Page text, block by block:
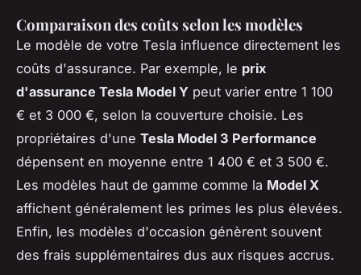
Comparaison des coûts selon les modèles
Le modèle de votre Tesla influence directement les
coûts d'assurance. Par exemple, le prix
d'assurance Tesla Model Y peut varier entre 1 100
€ et 3 000 €, selon la couverture choisie. Les
propriétaires d'une Tesla Model 3 Performance
dépensent en moyenne entre 1 400 € et 3 500 €.
Les modèles haut de gamme comme la Model X
affichent généralement les primes les plus élevées.
Enfin, les modèles d'occasion génèrent souvent
des frais supplémentaires dus aux risques accrus.